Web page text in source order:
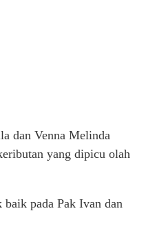
dan Venna Melinda
yang dipicu olah
pada Pak Ivan dan